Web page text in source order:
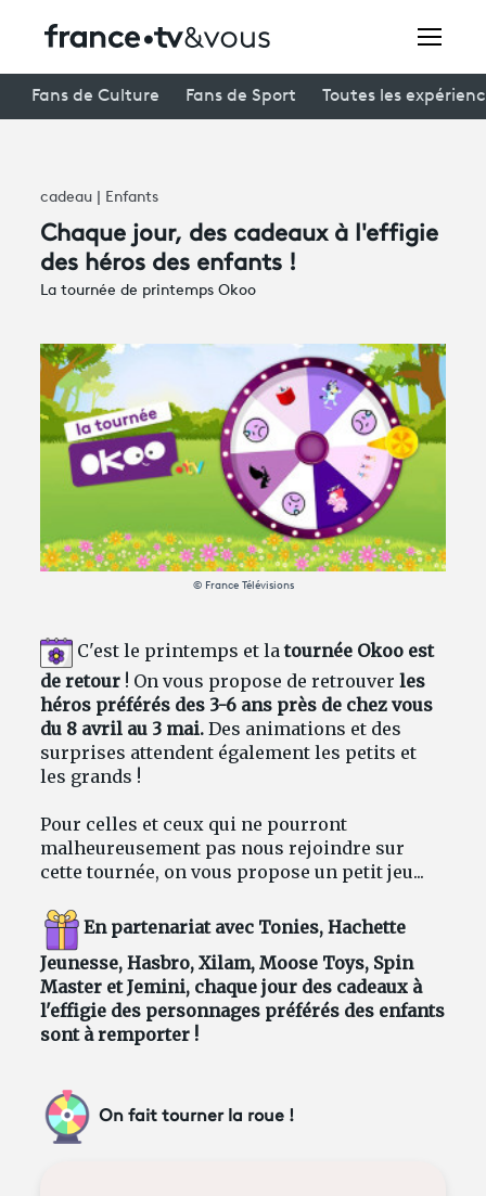
Avantages fidélité
Creators
À la une
À votre écoute
Productions et innovation
Programme tv
Fans de Culture Fans de Sport Toutes les
cadeau | Enfants
Chaque jour, des cadeaux à l'effigie
des héros des enfants !
La tournée de printemps Okoo
© France Télévisions
C'est le printemps et latournée Okoo est
de retour ! On vous propose de retrouverles
héros préférés des 3-6 ans près de chez vous
du 8 avril au 3 mai. Des animations et des
surprises attendent également les petits et
les grands !
Pour celles et ceux qui ne pourront
malheureusement pas nous rejoindre sur
cette tournée, on vous propose un petit jeu...
En partenariat avec Tonies, Hachette
Jeunesse, Hasbro, Xilam, Moose Toys, Spin
Master et Jemini, chaque jour des cadeaux à
l'effigie des personnages préférés des enfants
sont à remporter !
On fait tourner la roue !